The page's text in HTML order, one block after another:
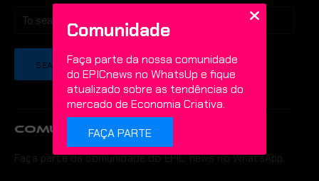
COMUNIDADE
Faça parte da comunidade do EPIC news no WhatsApp.
Comunidade
Faça parte da nossa comunidade
do EPICnews no WhatsUp e fique
atualizado sobre as tendências do
mercado de Economia Criativa.
FAÇA PARTE